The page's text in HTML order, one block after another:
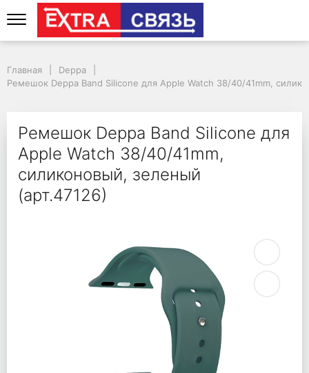
Ремешок Deppa
Главная
Deppa
Ремешок Deppa Band Silicone для Apple Watch 38/40/41mm,
Ремешок Deppa Band Silicone для
Apple Watch 38/40/41mm,
силиконовый, зеленый
(арт.47126)